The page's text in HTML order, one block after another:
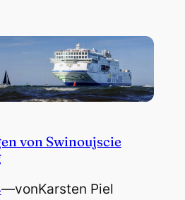
von Swinoujscie
—vonKarsten Piel